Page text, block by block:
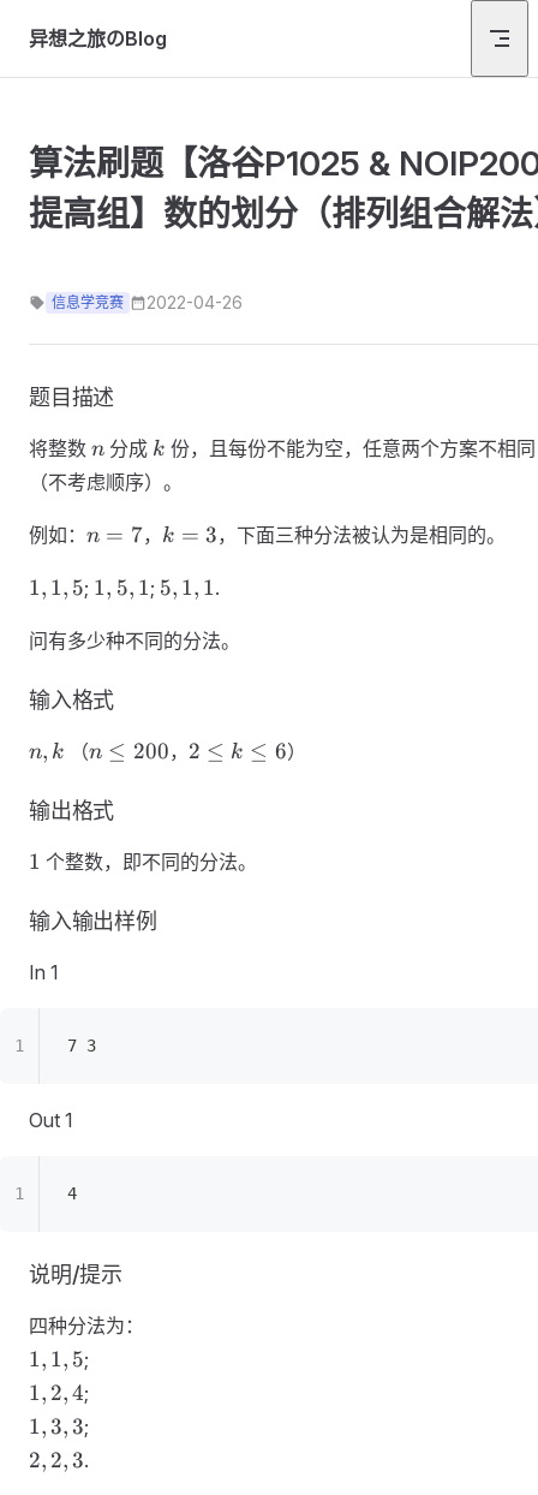
Skip to content
异想之旅のBlog
算法刷题【洛谷P1025 &
提高组】数的划分（排列组合解
信息学竞赛 2022-04-26
题目描述
将整数 n
n 分成 k
k 份，且每份不能为空，任意两个方案不相同
（不考虑顺序）。
例如： n=7
n = 7， k=3
k = 3，下面三种分法被认为是相同的。
1,1,5
1, 1, 5; 1,5,1
1, 5, 1; 5,1,1
5, 1, 1.
问有多少种不同的分法。
输入格式
n,k
n, k （n
200
n ≤ 200， 2
6
2 ≤ k ≤ 6）
输出格式
1
1 个整数，即不同的分法。
输入输出样例
In 1
7 3
Out 1
4
说明/提示
四种分法为：
1,1,5
1, 1, 5;
1,2,4
1, 2, 4;
1,3,3
1,3, 3;
2,2,3
2, 2, 3.